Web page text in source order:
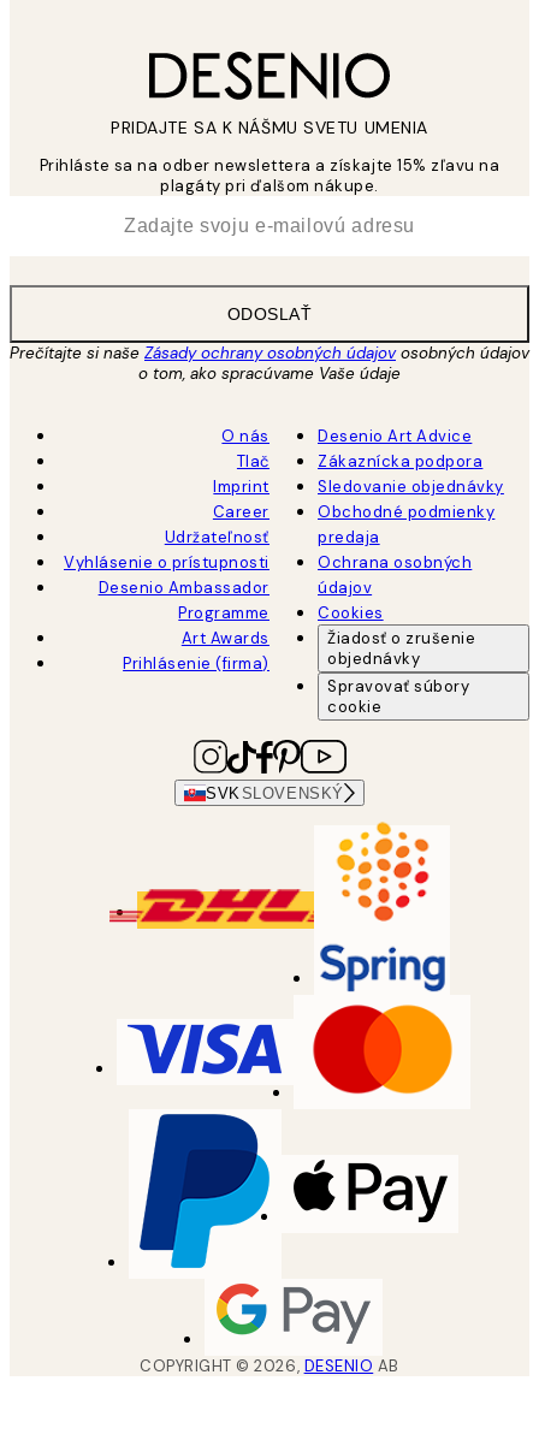
PRIDAJTE SA K NÁŠMU SVETU UMENIA
Prihláste sa na odber newslettera a získajte 15% zľavu na
plagáty pri ďalšom nákupe.
ODOSLAŤ
Prečítajte si naše Zásady ochrany osobných údajovosobných údajov
o tom, ako spracúvame Vaše údaje
O nás
Tlač
Imprint
Career
Udržateľnosť
Vyhlásenie o prístupnosti
Desenio Ambassador
Programme
Art Awards
Prihlásenie (firma)
Desenio Art Advice
Zákaznícka podpora
Sledovanie objednávky
Obchodné podmienky
predaja
Ochrana osobných
údajov
Cookies
Žiadosť o zrušenie
objednávky
Spravovať súbory
cookie
SVK SLOVENSKÝ
COPYRIGHT ©2026, DESENIO AB